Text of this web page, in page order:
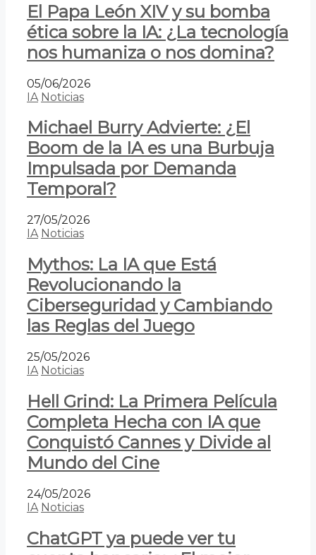
El Papa León XIV y su bomba
ética sobre la IA: ¿La tecnología
nos humaniza o nos domina?
05/06/2026
IA Noticias
Michael Burry Advierte: ¿El
Boom de la IA es una Burbuja
Impulsada por Demanda
Temporal?
27/05/2026
IA Noticias
Mythos: La IA que Está
Revolucionando la
Ciberseguridad y Cambiando
las Reglas del Juego
25/05/2026
IA Noticias
Hell Grind: La Primera Película
Completa Hecha con IA que
Conquistó Cannes y Divide al
Mundo del Cine
24/05/2026
IA Noticias
ChatGPT ya puede ver tu